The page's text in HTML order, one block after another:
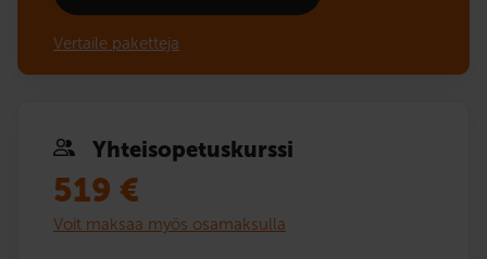
Vertaile paketteja
Yhteis­opetuskurssi
519 €
Voit maksaa myös osamaksulla